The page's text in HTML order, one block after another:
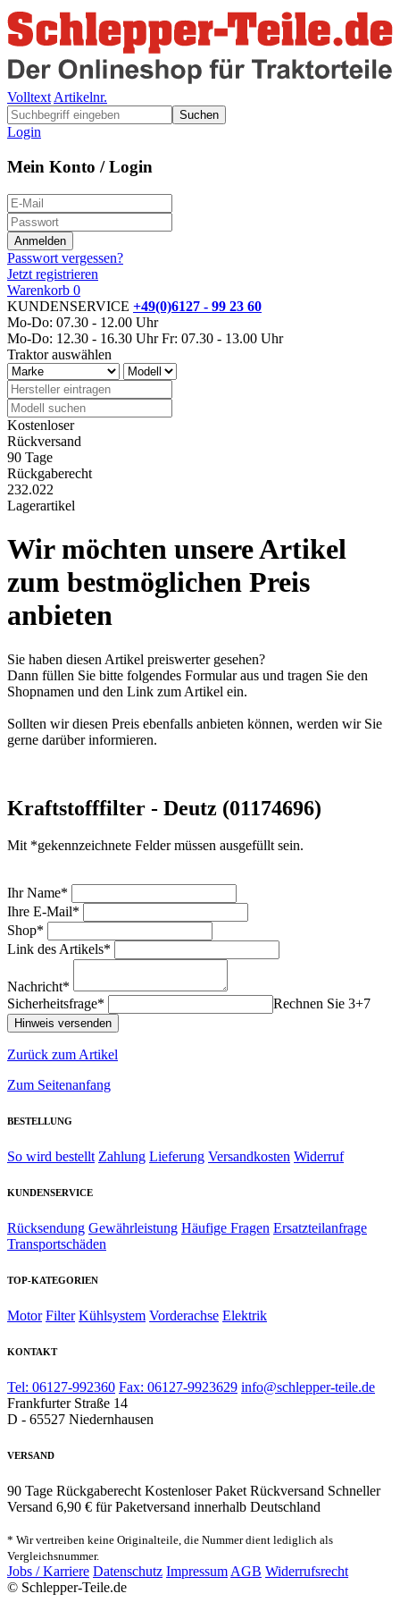
Volltext Artikelnr.
Suchen
Login
Mein Konto / Login
Passwort vergessen?
Jetzt registrieren
Warenkorb 0
KUNDENSERVICE +49(0)6127 - 99 23 60
Mo-Do: 07.30 - 12.00 Uhr
Mo-Do: 12.30 - 16.30 Uhr Fr: 07.30 - 13.00 Uhr
Traktor auswählen
Kostenloser
Rückversand
90 Tage
Rückgaberecht
232.022
Lagerartikel
Wir möchten unsere Artikel
zum bestmöglichen Preis
anbieten
Sie haben diesen Artikel preiswerter gesehen?
Dann füllen Sie bitte folgendes Formular aus und tragen Sie den
Shopnamen und den Link zum Artikel ein.
Sollten wir diesen Preis ebenfalls anbieten können, werden wir Sie
gerne darüber informieren.
Kraftstofffilter - Deutz (01174696)
Mit *gekennzeichnete Felder müssen ausgefüllt sein.
Ihr Name*
Ihre E-Mail*
Shop*
Link des Artikels*
Nachricht*
Sicherheitsfrage*
Rechnen Sie 3+7
Zurück zum Artikel
Zum Seitenanfang
BESTELLUNG
So wird bestellt Zahlung Lieferung Versandkosten Widerruf
KUNDENSERVICE
Rücksendung Gewährleistung Häufige Fragen Ersatzteilanfrage
Transportschäden
TOP-KATEGORIEN
Motor Filter Kühlsystem Vorderachse Elektrik
KONTAKT
Tel: 06127-992360 Fax: 06127-9923629 info@schlepper-teile.de
Frankfurter Straße 14
D - 65527 Niedernhausen
VERSAND
90 Tage Rückgaberecht Kostenloser Paket Rückversand Schneller
Versand 6,90 € für Paketversand innerhalb Deutschland
* Wir vertreiben keine Originalteile, die Nummer dient lediglich als
Vergleichsnummer.
Jobs / Karriere Datenschutz Impressum AGB Widerrufsrecht
© Schlepper-Teile.de